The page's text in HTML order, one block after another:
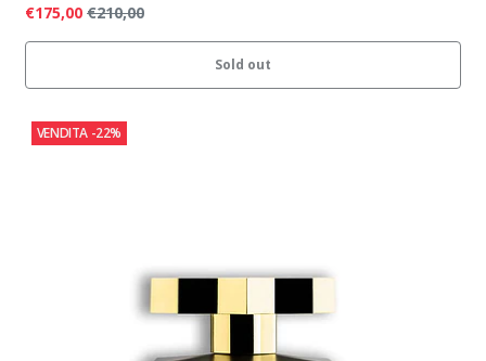
€175,00 €210,00
Sold out
VENDITA -22%